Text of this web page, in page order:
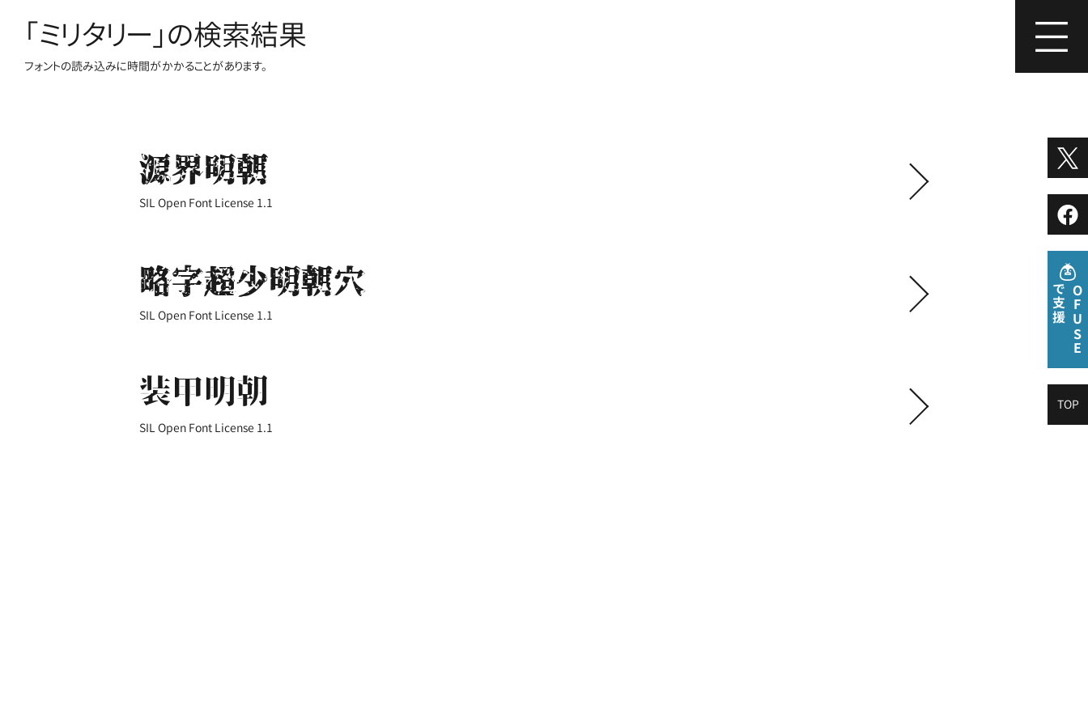
「ミリタリー」の検索結果
フォントの読み込みに時間がかかることがあります。
源界明朝
SIL Open Font License 1.1
略字超少明朝穴
SIL Open Font License 1.1
装甲明朝
SIL Open Font License 1.1
O
F
U
S
E
で
支
援